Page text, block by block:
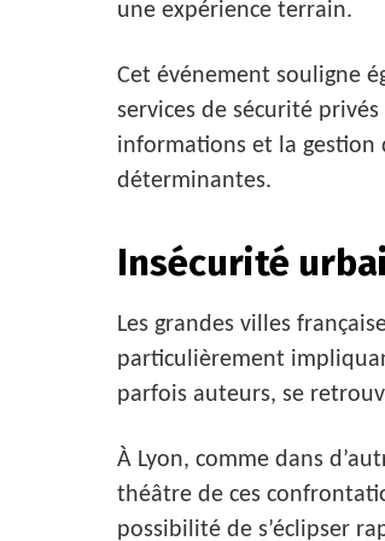
une expérience terrain.
Cet événement souligne
services de sécurité
informations et la gestion
déterminantes.
Insécurité
Les grandes villes
particulièrement
parfois auteurs, se
À Lyon, comme dans
théâtre de ces
possibilité de s’éclipser